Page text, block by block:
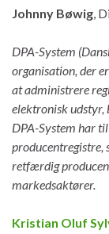
Johnny Bøwig,
DPA-System
organisation, der
at administrere
elektronisk udstyr,
DPA-System har
producentregistre,
retfærdig
markedsaktører.
Kristian Oluf